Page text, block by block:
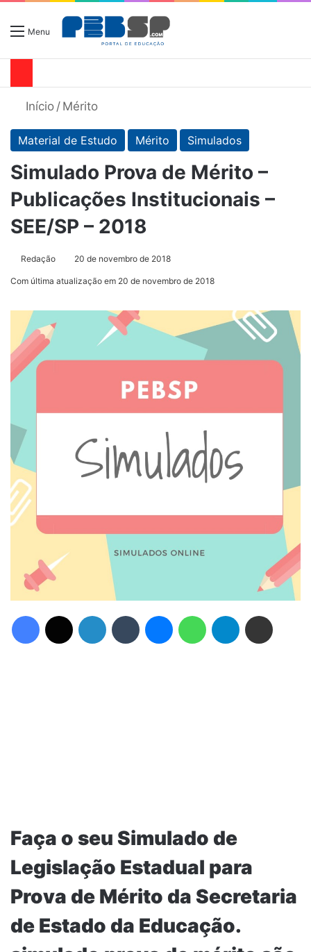
Menu
Início / Mérito
Material de Estudo Mérito Simulados
Simulado Prova de Mérito –
Publicações Institucionais –
SEE/SP – 2018
Redação 20 de novembro de 2018
Com última atualização em 20 de novembro de 2018
Faça o seu Simulado de
Legislação Estadual para
Prova de Mérito da Secretaria
de Estado da Educação.